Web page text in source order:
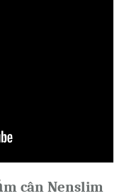
cân Nenslim